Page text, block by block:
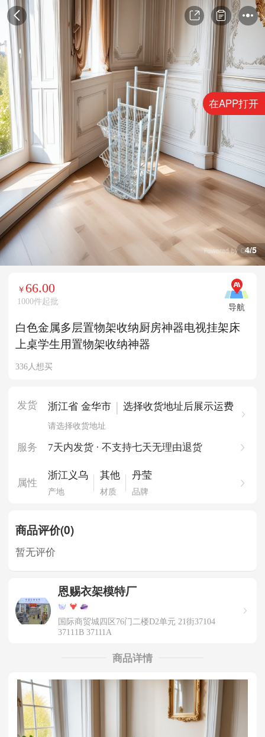
在APP打开
4/5
￥ 66.00
1000件起批 导航
白色金属多层置物架收纳厨房神器电视挂架床
上桌学生用置物架收纳神器
336人想买
发货 浙江省 金华市 | 选择收货地址后展示运费
请选择收货地址
服务 7天内发货 · 不支持七天无理由退货
属性
浙江义乌
产地
其他
材质
丹莹
品牌
商品评价(0)
暂无评价
恩赐衣架模特厂
国际商贸城四区76门二楼D2单元 21街37104
37111B 37111A
商品详情